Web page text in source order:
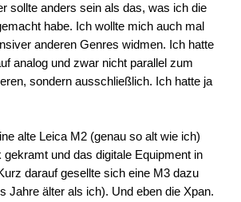
sollte anders sein als das, was ich die
habe. Ich wollte mich auch mal
anderen Genres widmen. Ich hatte
analog und zwar nicht parallel zum
sondern ausschließlich. Ich hatte ja
alte Leica M2 (genau so alt wie ich)
und das digitale Equipment in
darauf gesellte sich eine M3 dazu
Jahre älter als ich). Und eben die Xpan.